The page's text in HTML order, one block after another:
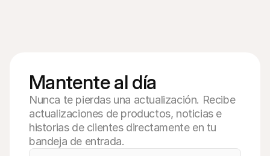
Mantente al día
Nunca te pierdas una actualización. Recibe
actualizaciones de productos, noticias e
historias de clientes directamente en tu
bandeja de entrada.